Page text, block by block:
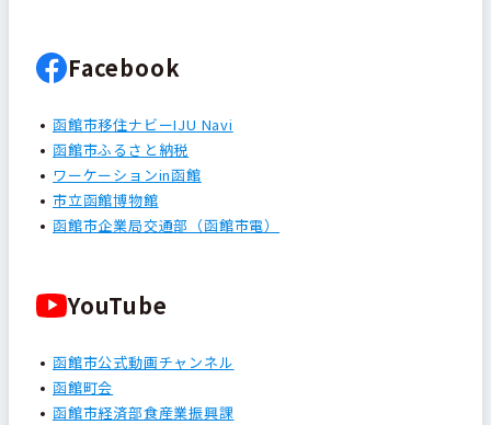
Facebook
函館市移住ナビーIJU Navi
函館市ふるさと納税
ワーケーションin函館
市立函館博物館
函館市企業局交通部（函館市電）
YouTube
函館市公式動画チャンネル
函館町会
函館市経済部食産業振興課